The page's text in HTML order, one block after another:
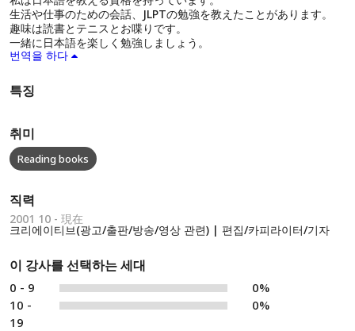
生活や仕事のための会話、JLPTの勉強を教えたことがあります。
趣味は読書とテニスとお喋りです。
一緒に日本語を楽しく勉強しましょう。
번역을 하다
특징
취미
Reading books
직력
2001 10 - 現在
크리에이티브(광고/출판/방송/영상 관련) | 편집/카피라이터/기자
이 강사를 선택하는 세대
0 - 9
0%
10 -
19
0%